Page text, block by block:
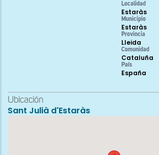
Localidad
Estaràs
Municipio
Estaràs
Provincia
Lleida
Comunidad
Cataluña
País
España
Ubicación
Sant Julià d'Estaràs